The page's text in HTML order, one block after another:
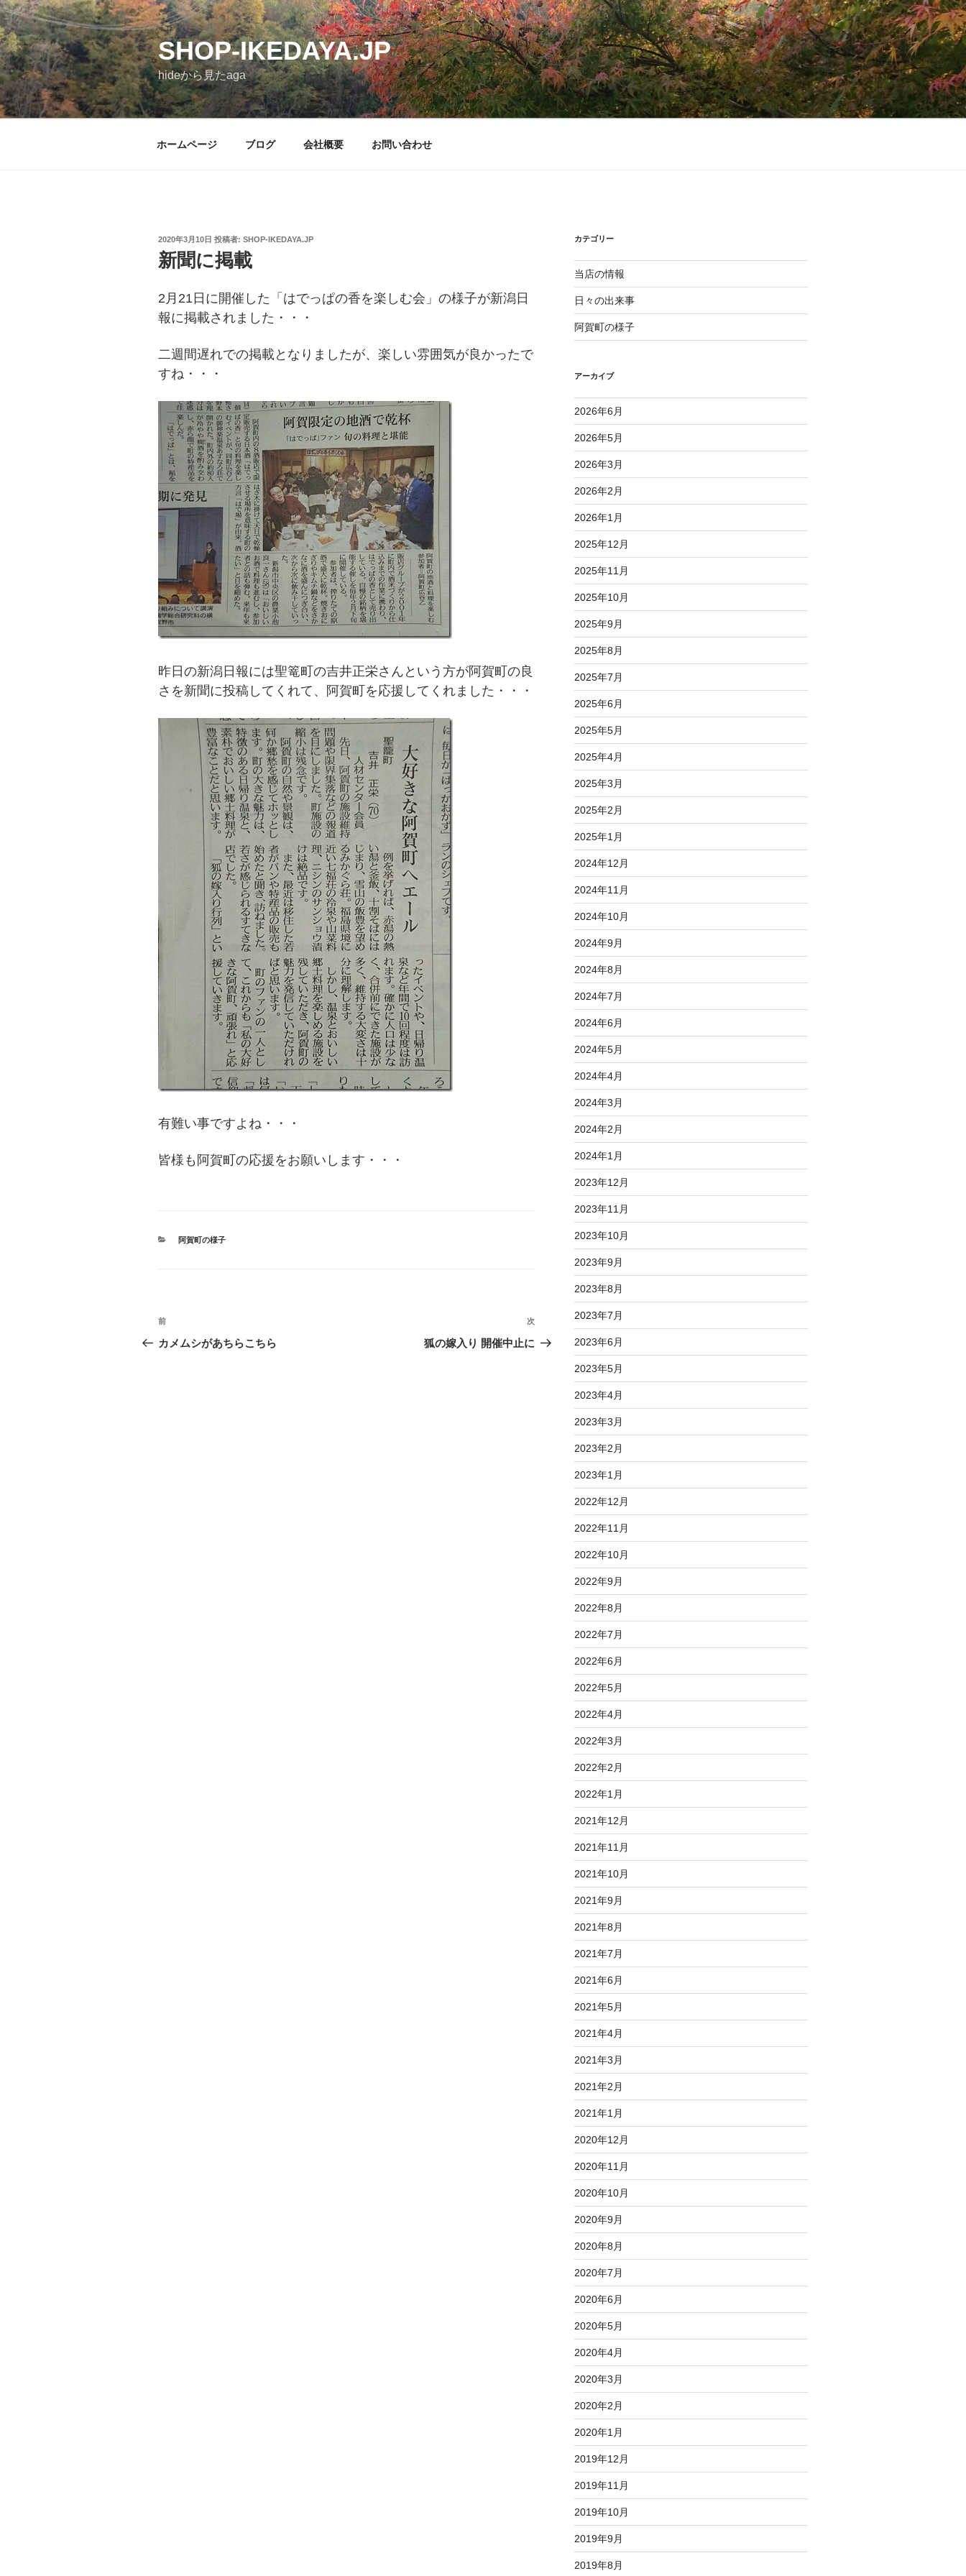
コ
ン
テ
ン
ツ
へ
ス
SHOP-IKEDAYA.JP
hideから見たaga
ホームページ ブログ 会社概要 お問い合わせ
投
稿
日:
2020年3月10日 投稿者: SHOP-IKEDAYA.JP
新聞に掲載
2月21日に開催した「はでっぱの香を楽しむ会」の様子が新潟日
報に掲載されました・・・
二週間遅れでの掲載となりましたが、楽しい雰囲気が良かったで
すね・・・
昨日の新潟日報には聖篭町の吉井正栄さんという方が阿賀町の良
さを新聞に投稿してくれて、阿賀町を応援してくれました・・・
有難い事ですよね・・・
皆様も阿賀町の応援をお願いします・・・
カ
阿賀町の様子
投
稿
過
去
前
カメムシがあちらこちら
の
次
狐の嫁入り 開催中止に
カテゴリー
当店の情報
日々の出来事
阿賀町の様子
アーカイブ
2026年6月
2026年5月
2026年3月
2026年2月
2026年1月
2025年12月
2025年11月
2025年10月
2025年9月
2025年8月
2025年7月
2025年6月
2025年5月
2025年4月
2025年3月
2025年2月
2025年1月
2024年12月
2024年11月
2024年10月
2024年9月
2024年8月
2024年7月
2024年6月
2024年5月
2024年4月
2024年3月
2024年2月
2024年1月
2023年12月
2023年11月
2023年10月
2023年9月
2023年8月
2023年7月
2023年6月
2023年5月
2023年4月
2023年3月
2023年2月
2023年1月
2022年12月
2022年11月
2022年10月
2022年9月
2022年8月
2022年7月
2022年6月
2022年5月
2022年4月
2022年3月
2022年2月
2022年1月
2021年12月
2021年11月
2021年10月
2021年9月
2021年8月
2021年7月
2021年6月
2021年5月
2021年4月
2021年3月
2021年2月
2021年1月
2020年12月
2020年11月
2020年10月
2020年9月
2020年8月
2020年7月
2020年6月
2020年5月
2020年4月
2020年3月
2020年2月
2020年1月
2019年12月
2019年11月
2019年10月
2019年9月
2019年8月